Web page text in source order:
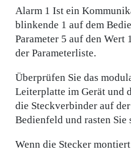
Alarm 1 Ist ein
blinkende 1 auf dem
Parameter 5 auf den Wert
der Parameterliste.
Überprüfen Sie das
Leiterplatte im Gerät und
die Steckverbinder auf
Bedienfeld und rasten Sie
Wenn die Stecker